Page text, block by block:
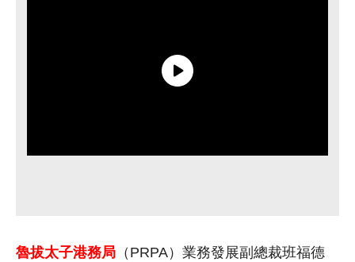
魯拔太子港務局 （PRPA）業務發展副總裁班福德